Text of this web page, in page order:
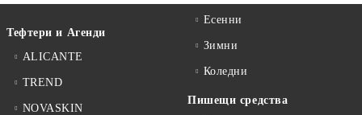
Тефтери и Агенди
ALICANTE
TREND
NOVASKIN
Есенни
Зимни
Коледни
Пишещи средства